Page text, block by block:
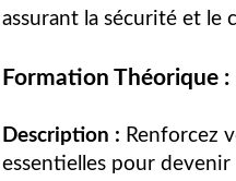
assurant la sécurité et le
Formation Théorique :
Description : Renforcez
essentielles pour